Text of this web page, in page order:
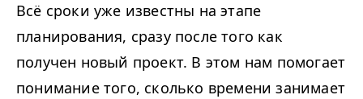
Всё сроки уже известны на этапе
планирования, сразу после того как
получен новый проект. В этом нам помогает
понимание того, сколько времени занимает